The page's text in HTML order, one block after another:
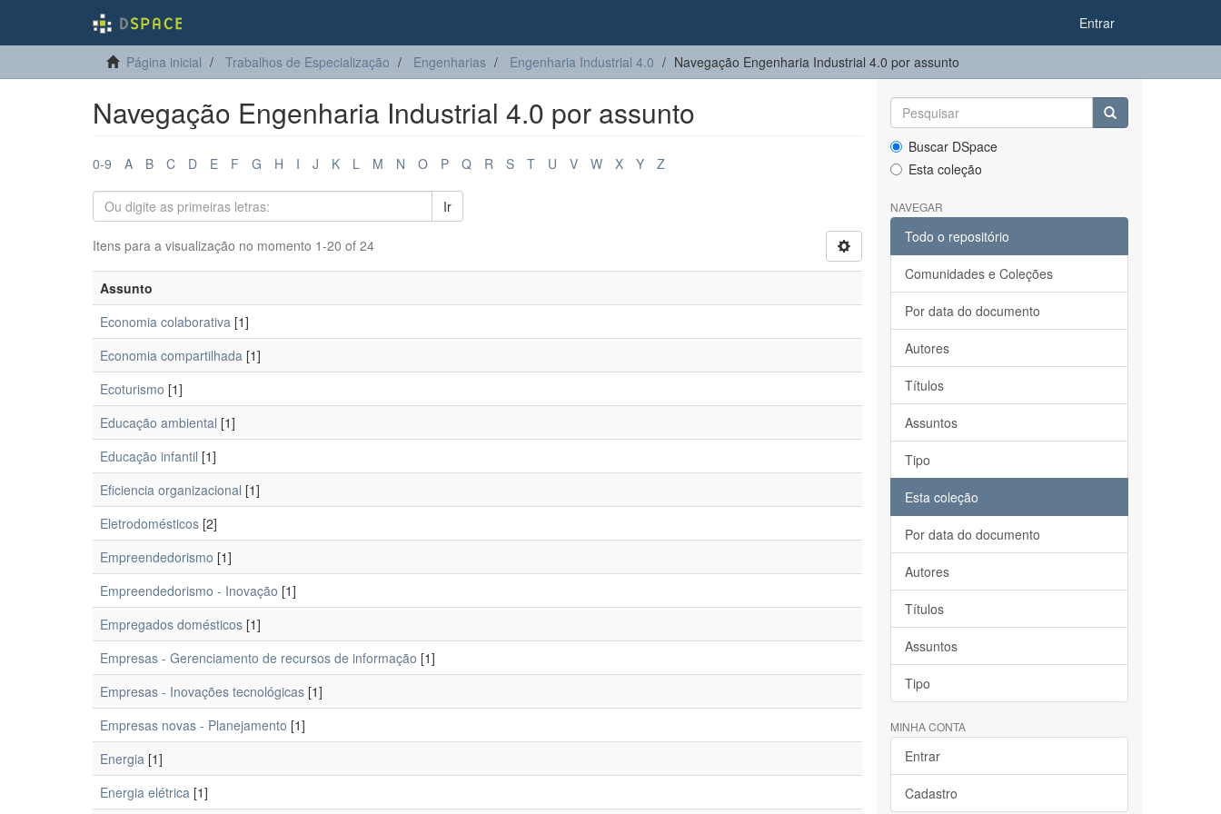
Entrar
Página inicial Trabalhos de Especialização Engenharias Engenharia Industrial 4.0 Navegação Engenharia Industrial 4.0 por assunto
Navegação Engenharia Industrial 4.0 por assunto
0-9 A B C D E F G H I J K L M N O P Q R S T U V W X Y Z
Ir
Itens para a visualização no momento 1-20 of 24
Assunto
Economia colaborativa [1]
Economia compartilhada [1]
Ecoturismo [1]
Educação ambiental [1]
Educação infantil [1]
Eficiencia organizacional [1]
Eletrodomésticos [2]
Empreendedorismo [1]
Empreendedorismo - Inovação [1]
Empregados domésticos [1]
Empresas - Gerenciamento de recursos de informação [1]
Empresas - Inovações tecnológicas [1]
Empresas novas - Planejamento [1]
Energia [1]
Energia elétrica [1]
Buscar DSpace
Esta coleção
NAVEGAR
Todo o repositório
Comunidades e Coleções
Por data do documento
Autores
Títulos
Assuntos
Tipo
Esta coleção
Por data do documento
Autores
Títulos
Assuntos
Tipo
MINHA CONTA
Entrar
Cadastro